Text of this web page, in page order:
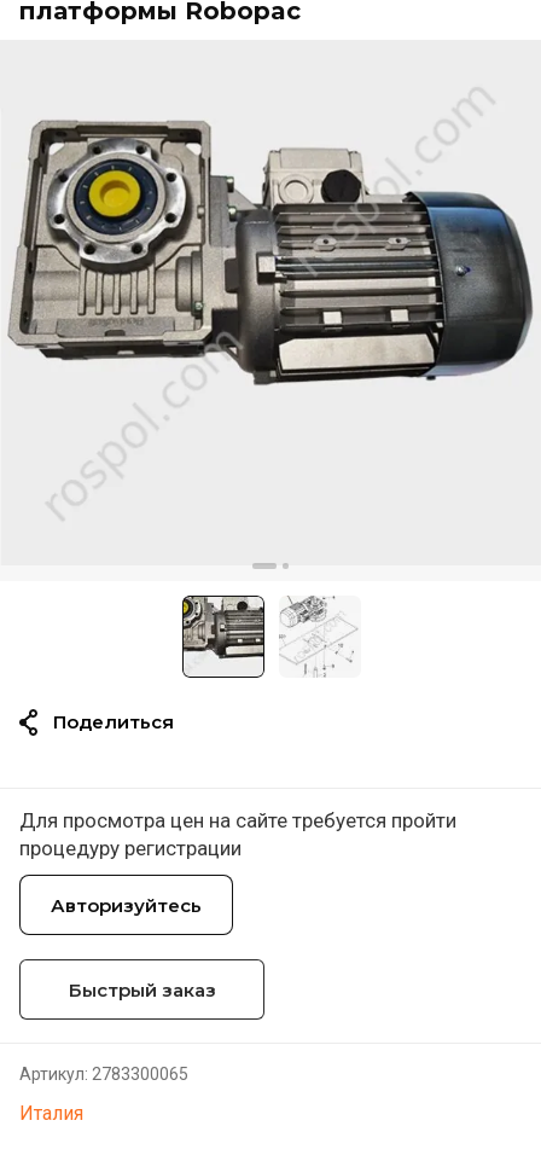
платформы Robopac
Для просмотра цен на сайте требуется пройти
процедуру регистрации
Авторизуйтесь
Быстрый заказ
Артикул: 2783300065
Италия
Поделиться